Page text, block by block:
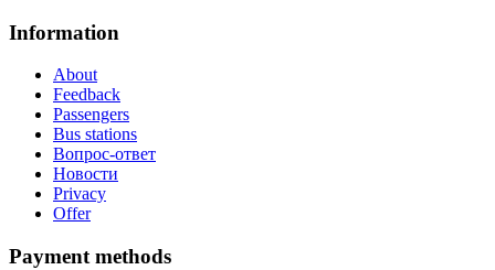
Information
About
Feedback
Passengers
Bus stations
Вопрос-ответ
Новости
Privacy
Offer
Payment methods